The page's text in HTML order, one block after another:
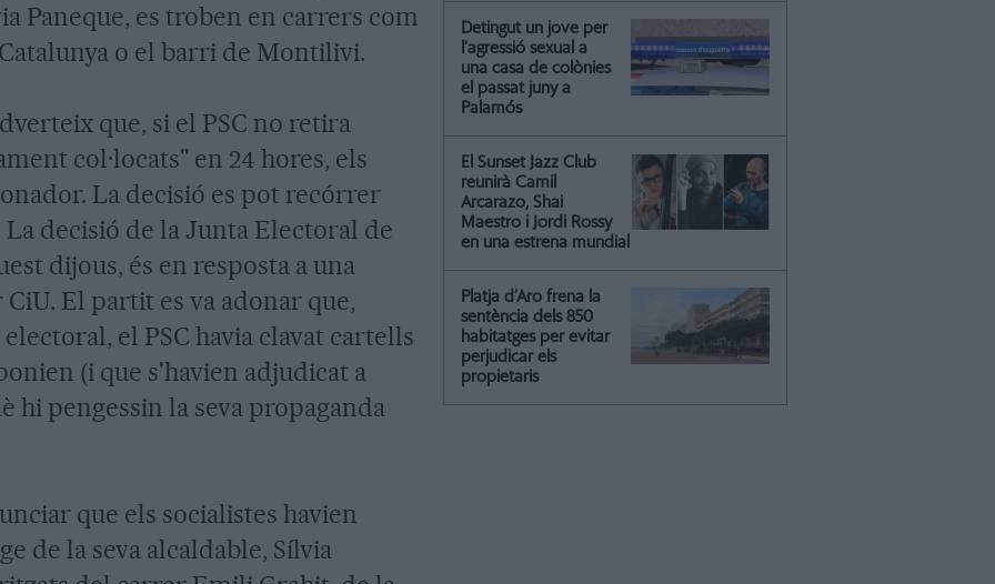
Paneque, es troben en carrers com
o el barri de Montilivi.
que, si el PSC no retira
col·locats" en 24 hores, els
La decisió es pot recórrer
decisió de la Junta Electoral de
dijous, és en resposta a una
El partit es va adonar que,
el PSC havia clavat cartells
(i que s'havien adjudicat a
hi pengessin la seva propaganda
que els socialistes havien
de la seva alcaldable, Sílvia
Detingut un jove per
l'agressió sexual a
una casa de colònies
el passat juny a
Palamós
El Sunset Jazz Club
reunirà Camil
Arcarazo, Shai
Maestro i Jordi Rossy
en una estrena mundial
Platja d’Aro frena la
sentència dels 850
habitatges per evitar
perjudicar els
propietaris